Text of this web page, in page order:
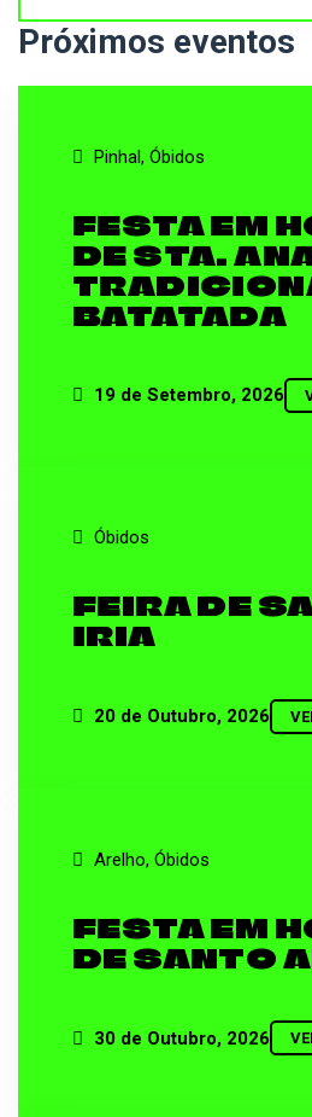
Próximos eventos
Pinhal, Óbidos
FESTA EM
DE STA.
BATATADA
19 de Setembro, 2026
Óbidos
FEIRA DE
IRIA
20 de Outubro, 2026
Arelho, Óbidos
FESTA EM
DE SANTO
30 de Outubro, 2026